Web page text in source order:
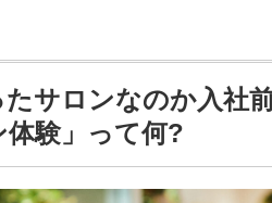
たサロンなのか入
験」って何?